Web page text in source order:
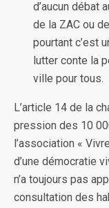
d’aucun débat
de la ZAC ou
pourtant c’est
lutter conte la
ville pour tous.
L’article 14 de la
pression des 10
l’association «
d’une démocratie
n’a toujours pas
consultation des